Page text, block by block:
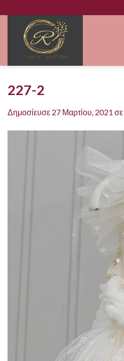
στο
περιεχόμενο
227-2
Δημοσίευσε 27 Μαρτίου, 2021 σε